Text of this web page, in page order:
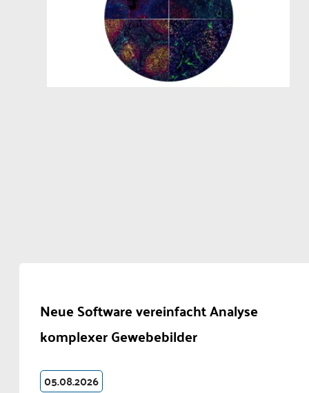
Neue Software vereinfacht Analyse
komplexer Gewebebilder
05.08.2026